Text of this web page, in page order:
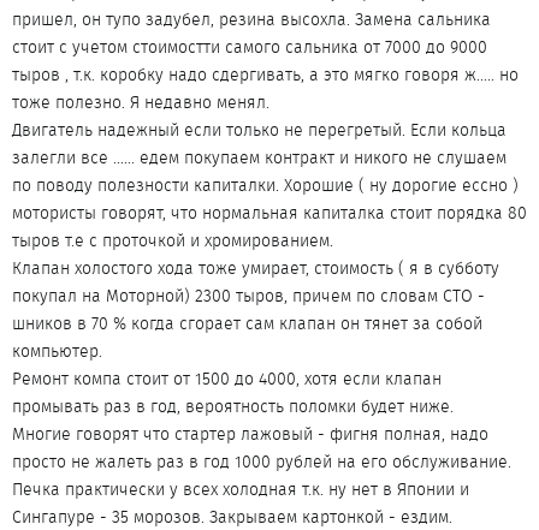
пришел, он тупо задубел, резина высохла. Замена сальника
стоит с учетом стоимостти самого сальника от 7000 до 9000
тыров , т.к. коробку надо сдергивать, а это мягко говоря ж..... но
тоже полезно. Я недавно менял.
Двигатель надежный если только не перегретый. Если кольца
залегли все ...... едем покупаем контракт и никого не слушаем
по поводу полезности капиталки. Хорошие ( ну дорогие ессно )
мотористы говорят, что нормальная капиталка стоит порядка 80
тыров т.е с проточкой и хромированием.
Клапан холостого хода тоже умирает, стоимость ( я в субботу
покупал на Моторной) 2300 тыров, причем по словам СТО -
шников в 70 % когда сгорает сам клапан он тянет за собой
компьютер.
Ремонт компа стоит от 1500 до 4000, хотя если клапан
промывать раз в год, вероятность поломки будет ниже.
Многие говорят что стартер лажовый - фигня полная, надо
просто не жалеть раз в год 1000 рублей на его обслуживание.
Печка практически у всех холодная т.к. ну нет в Японии и
Сингапуре - 35 морозов. Закрываем картонкой - ездим.